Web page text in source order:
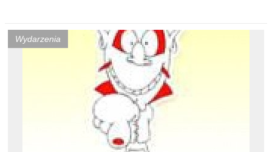
Wydarzenia